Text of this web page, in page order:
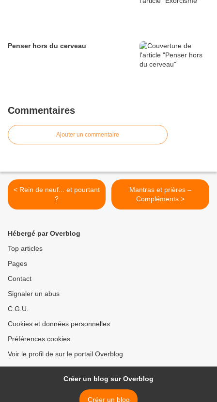
Penser hors du cerveau
Commentaires
Ajouter un commentaire
< Rein de neuf... et pourtant
?
Mantras et prières –
Compléments >
Hébergé par Overblog
Top articles
Pages
Contact
Signaler un abus
C.G.U.
Cookies et données personnelles
Préférences cookies
Voir le profil de sur le portail Overblog
Créer un blog sur Overblog
Créer un blog